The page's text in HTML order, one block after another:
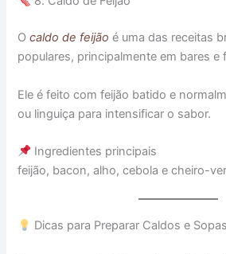
Ocaldo de feijão é uma das receitas
populares, principalmente em bares e
Ele é feito com feijão batido e
ou linguiça para intensificar o sabor.
Ingredientes principais
feijão, bacon, alho, cebola e cheiro-
Dicas para Preparar Caldos e